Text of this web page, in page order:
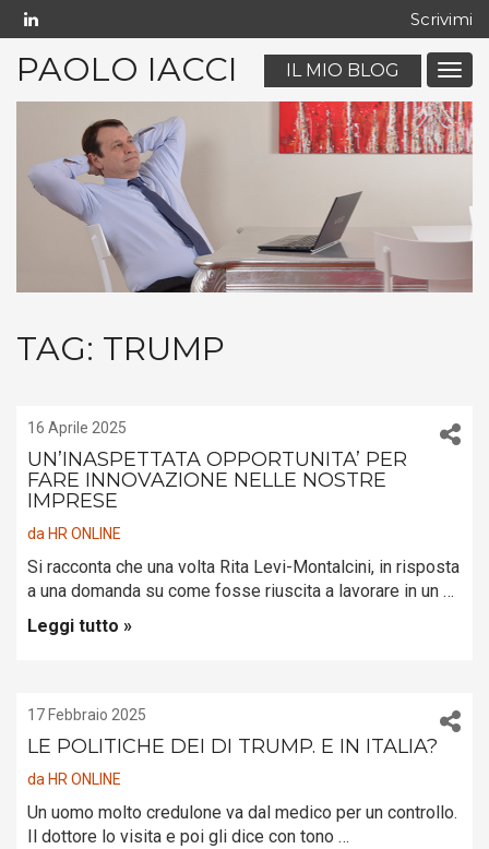
Scrivimi
Menu
PAOLO IACCI IL MIO BLOG
TAG: TRUMP
16 Aprile 2025
UN’INASPETTATA OPPORTUNITA’ PER
FARE INNOVAZIONE NELLE NOSTRE
IMPRESE
da HR ONLINE
Si racconta che una volta Rita Levi-Montalcini, in risposta
a una domanda su come fosse riuscita a lavorare in un …
Leggi tutto »
17 Febbraio 2025
LE POLITICHE DEI DI TRUMP. E IN ITALIA?
da HR ONLINE
Un uomo molto credulone va dal medico per un controllo.
Il dottore lo visita e poi gli dice con tono …